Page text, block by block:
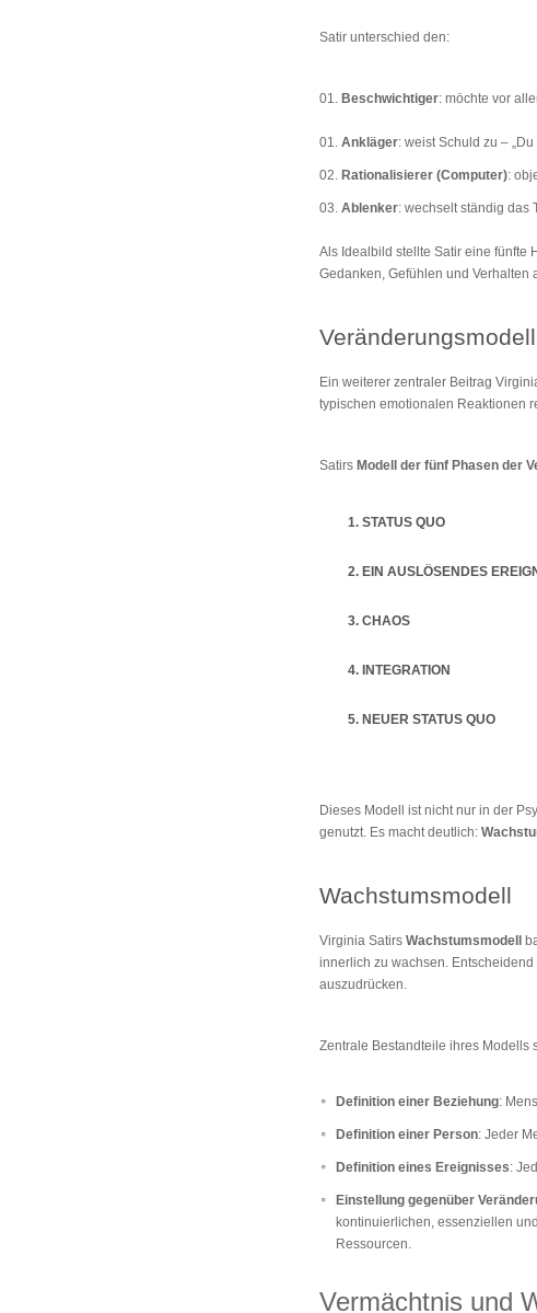
Satir unterschied den:
Beschwichtiger: möchte vor
Ankläger: weist Schuld zu –
Rationalisierer (Computer):
Ablenker: wechselt ständig das
Als Idealbild stellte Satir eine fünfte
Gedanken, Gefühlen und Verhalten
Ein weiterer zentraler Beitrag
typischen emotionalen Reaktionen
Satirs Modell der fünf Phasen der
1. STATUS QUO
2. EIN AUSLÖSENDES
3. CHAOS
4. INTEGRATION
5. NEUER STATUS QUO
Dieses Modell ist nicht nur in der
genutzt. Es macht deutlich:
Wachstumsmodell
Virginia SatirsWachstumsmodell
innerlich zu wachsen.
auszudrücken.
Zentrale Bestandteile ihres Modells
Definition einer Beziehung:
Definition einer Person: Jeder
Definition eines Ereignisses:
Einstellung gegenüber
kontinuierlichen, essenziellen
Ressourcen.
Vermächtnis und